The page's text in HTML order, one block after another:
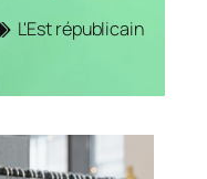
L'Est républicain